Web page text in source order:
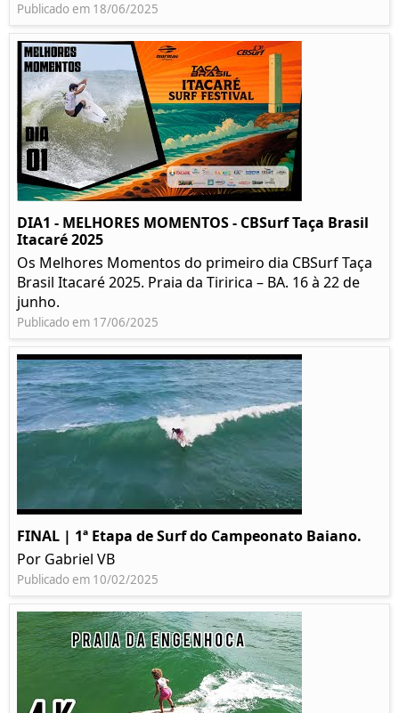
Publicado em 18/06/2025
DIA1 - MELHORES MOMENTOS - CBSurf Taça Brasil
Itacaré 2025
Os Melhores Momentos do primeiro dia CBSurf Taça
Brasil Itacaré 2025. Praia da Tiririca – BA. 16 à 22 de
junho.
Publicado em 17/06/2025
FINAL | 1ª Etapa de Surf do Campeonato Baiano.
Por Gabriel VB
Publicado em 10/02/2025